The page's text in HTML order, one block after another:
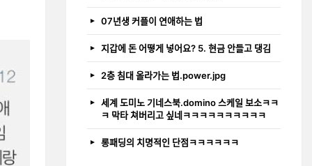
07년생 커플이 연애하는 법
지갑에 돈 어떻게 넣어요? 5. 현금 안들고 댕김
2층 침대 올라가는 법.power.jpg
세계 도미노 기네스북.domino 스케일 보소ㅋㅋ
ㅋ 막타 쳐버리고 싶네ㅋㅋㅋㅋㅋㅋㅋㅋㅋㅋ
롱패딩의 치명적인 단점ㅋㅋㅋㅋㅋㅋ